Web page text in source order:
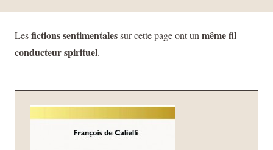
Lesfictions sentimentalessur cette page ont un même fil
conducteur spirituel.